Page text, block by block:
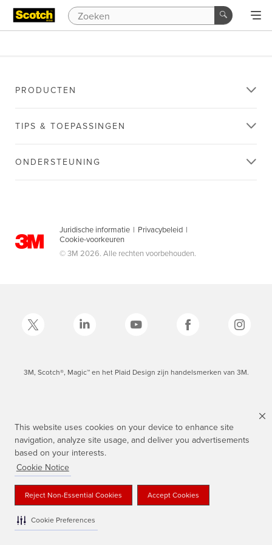
This website uses cookies on your device to enhance site
navigation, analyze site usage, and deliver you advertisements
based on your interests.
Cookie Notice
Reject Non-Essential Cookies Accept Cookies
Cookie Preferences
PRODUCTEN
TIPS & TOEPASSINGEN
ONDERSTEUNING
Juridische informatie | Privacybeleid |
Cookie-voorkeuren
© 3M 2026. Alle rechten voorbehouden.
3M, Scotch®, Magic™ en het Plaid Design zijn handelsmerken van 3M.